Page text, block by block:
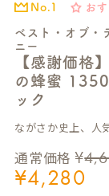
ベスト・オブ・
ニー
【感謝価格
の蜂蜜
ック
No.1 お
通常価格 ¥
¥4,280
ながさか史上、人